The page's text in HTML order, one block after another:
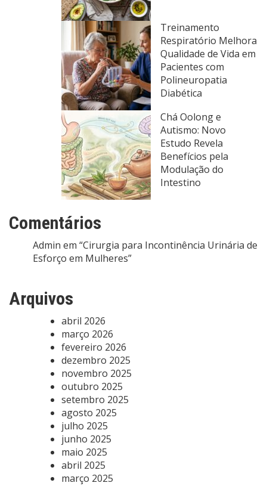
Treinamento
Respiratório Melhora
Qualidade de Vida em
Pacientes com
Polineuropatia
Diabética
Chá Oolong e
Autismo: Novo
Estudo Revela
Benefícios pela
Modulação do
Intestino
Comentários
Admin em “Cirurgia para Incontinência Urinária de
Esforço em Mulheres”
Arquivos
abril 2026
março 2026
fevereiro 2026
dezembro 2025
novembro 2025
outubro 2025
setembro 2025
agosto 2025
julho 2025
junho 2025
maio 2025
abril 2025
março 2025